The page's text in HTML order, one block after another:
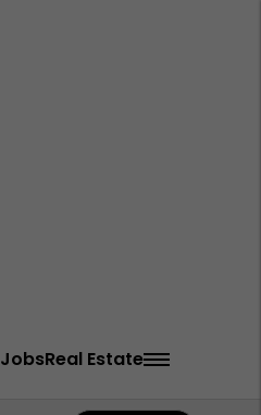
JobsReal Estate